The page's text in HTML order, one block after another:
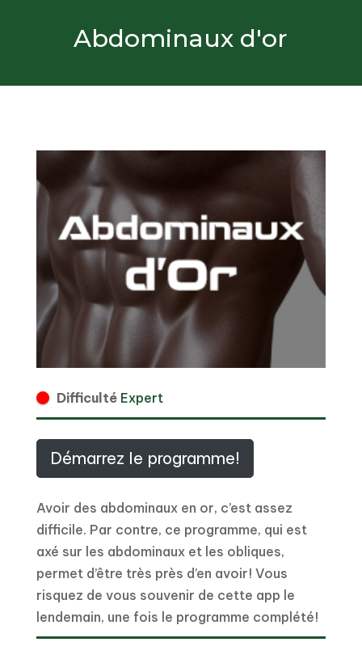
Abdominaux d'or
Difficulté Expert
Démarrez le programme!
Avoir des abdominaux en or, c’est assez
difficile. Par contre, ce programme, qui est
axé sur les abdominaux et les obliques,
permet d’être très près d’en avoir! Vous
risquez de vous souvenir de cette app le
lendemain, une fois le programme complété!